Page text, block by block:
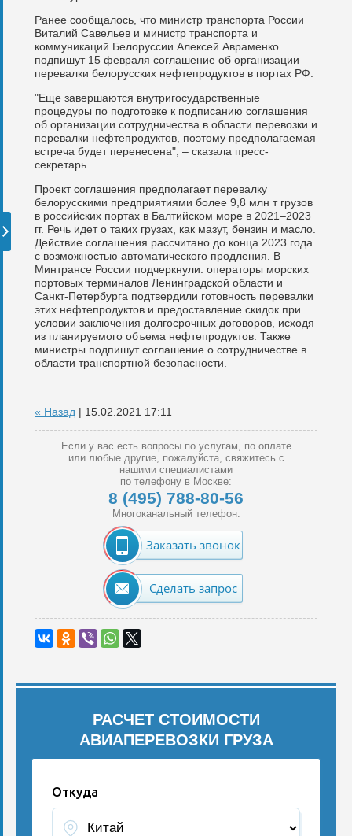
Ранее сообщалось, что министр транспорта России
Виталий Савельев и министр транспорта и
коммуникаций Белоруссии Алексей Авраменко
подпишут 15 февраля соглашение об организации
перевалки белорусских нефтепродуктов в портах РФ.
"Еще завершаются внутригосударственные
процедуры по подготовке к подписанию соглашения
об организации сотрудничества в области перевозки и
перевалки нефтепродуктов, поэтому предполагаемая
встреча будет перенесена", – сказала пресс-
секретарь.
Проект соглашения предполагает перевалку
белорусскими предприятиями более 9,8 млн т грузов
в российских портах в Балтийском море в 2021–2023
гг. Речь идет о таких грузах, как мазут, бензин и масло.
Действие соглашения рассчитано до конца 2023 года
с возможностью автоматического продления. В
Минтрансе России подчеркнули: операторы морских
портовых терминалов Ленинградской области и
Санкт-Петербурга подтвердили готовность перевалки
этих нефтепродуктов и предоставление скидок при
условии заключения долгосрочных договоров, исходя
из планируемого объема нефтепродуктов. Также
министры подпишут соглашение о сотрудничестве в
области транспортной безопасности.
« Назад | 15.02.2021 17:11
Если у вас есть вопросы по услугам, по оплате
или любые другие, пожалуйста, свяжитесь с
нашими специалистами
по телефону в Москве:
8 (495) 788-80-56
Многоканальный телефон:
Заказать звонок
Сделать запрос
РАСЧЕТ СТОИМОСТИ
АВИАПЕРЕВОЗКИ ГРУЗА
Откуда